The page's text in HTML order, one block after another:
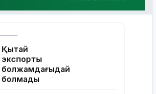
Қытай
экспорты
болжамдағыдай
болмады